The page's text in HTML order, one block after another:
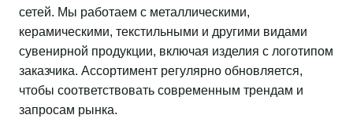
сетей. Мы работаем с металлическими,
керамическими, текстильными и другими видами
сувенирной продукции, включая изделия с логотипом
заказчика. Ассортимент регулярно обновляется,
чтобы соответствовать современным трендам и
запросам рынка.